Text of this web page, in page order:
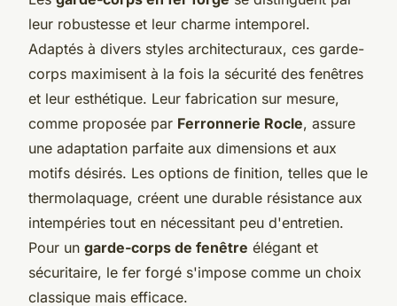
leur robustesse et leur charme intemporel.
Adaptés à divers styles architecturaux, ces garde-
corps maximisent à la fois la sécurité des fenêtres
et leur esthétique. Leur fabrication sur mesure,
comme proposée par Ferronnerie Rocle, assure
une adaptation parfaite aux dimensions et aux
motifs désirés. Les options de finition, telles que le
thermolaquage, créent une durable résistance aux
intempéries tout en nécessitant peu d'entretien.
Pour un garde-corps de fenêtre élégant et
sécuritaire, le fer forgé s'impose comme un choix
classique mais efficace.